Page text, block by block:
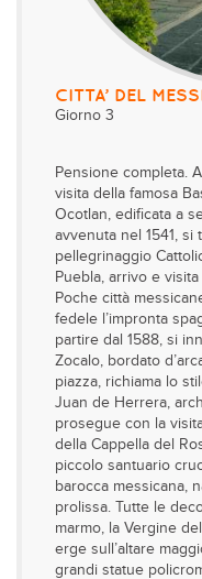
CITTA’ DEL
Giorno 3
Pensione completa.
visita della famosa
Ocotlan, edificata a
avvenuta nel 1541,
pellegrinaggio
Puebla, arrivo e
Poche città
fedele l’impronta
partire dal 1588, si
Zocalo, bordato
piazza, richiama lo
Juan de Herrera,
prosegue con la
della Cappella del
piccolo santuario
barocca messicana,
prolissa. Tutte le
marmo, la Vergine
erge sull’altare
grandi statue